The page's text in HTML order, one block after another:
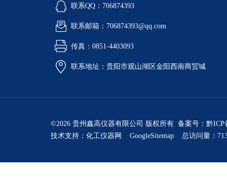
联系QQ：706874393
联系邮箱：706874393@qq.com
传真：0851-4403093
联系地址：贵阳市观山湖区金阳西南商贸城
©2026 贵州鑫高仪器有限公司 版权所有 备案号： 黔ICP
技术支持： 化工仪器网 GoogleSitemap 总访问量：